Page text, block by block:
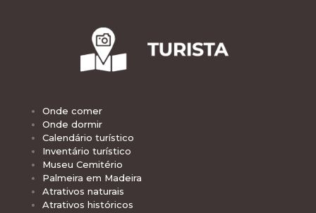
Onde comer
Onde dormir
Calendário turístico
Inventário turístico
Museu Cemitério
Palmeira em Madeira
Atrativos naturais
Atrativos históricos